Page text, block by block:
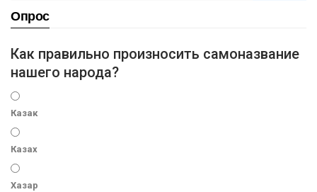
Опрос
Как правильно произносить самоназвание
нашего народа?
Казак
Казах
Хазар